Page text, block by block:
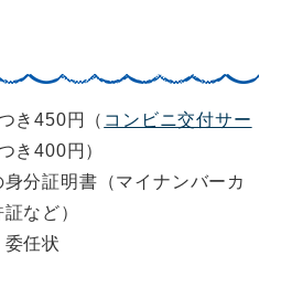
き450円（ コンビニ交付サー
き400円）
分証明書（マイナンバーカ
など）
任状